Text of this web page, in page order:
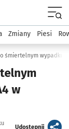
Komunikacja
Zmiany Piesi
w
Udostępnijartykuł